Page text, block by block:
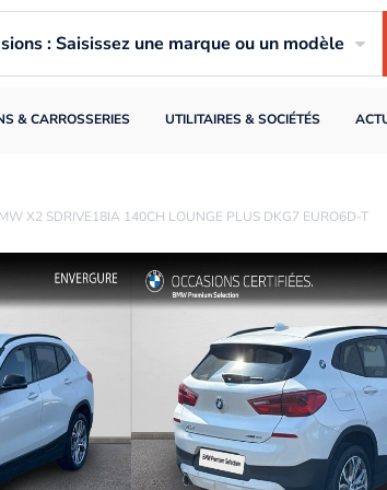
& CARROSSERIES UTILITAIRES & SOCIÉTÉS
: Saisissez une marque ou un modèle
X2 SDRIVE18IA 140CH LOUNGE PLUS DKG7 EURO6D-T